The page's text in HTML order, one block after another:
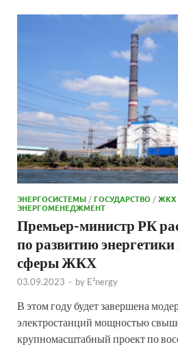
ЭНЕРГОСИСТЕМЫ /ГОСУДАРСТВО /ЖКХ
ЭНЕРГОМЕНЕДЖМЕНТ
Премьер-министр РК
по развитию
сферы ЖКХ
03.09.2023 - by E²nergy
В этом году будет завершена
электростанций мощностью
крупномасштабный проект по